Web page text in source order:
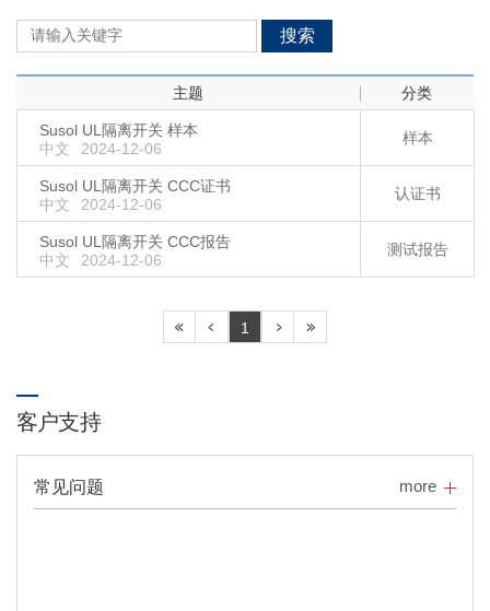
搜索
主题 分类
Susol UL隔离开关 样本
中文
2024-12-06
样本
Susol UL隔离开关 CCC证书
中文
2024-12-06
认证书
Susol UL隔离开关 CCC报告
中文
2024-12-06
测试报告
1
客户支持
常见问题 more